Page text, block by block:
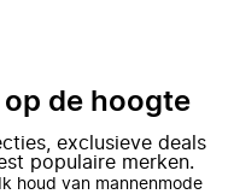
op de hoogte
exclusieve deals
populaire merken.
Ik houd van mannenmode